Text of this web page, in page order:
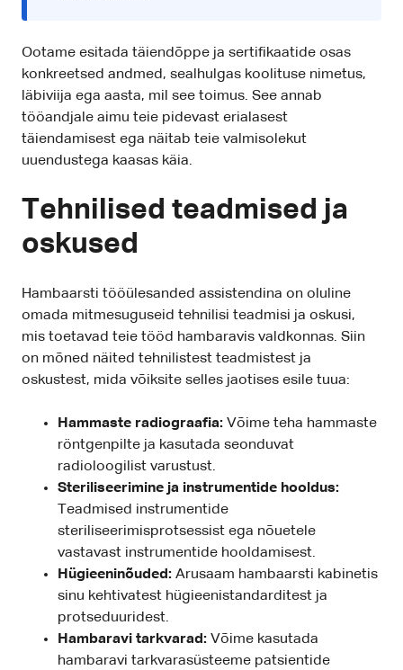
Ootame esitada täiendõppe ja sertifikaatide osas
konkreetsed andmed, sealhulgas koolituse nimetus,
läbiviija ega aasta, mil see toimus. See annab
tööandjale aimu teie pidevast erialasest
täiendamisest ega näitab teie valmisolekut
uuendustega kaasas käia.
Tehnilised teadmised ja
oskused
Hambaarsti tööülesanded assistendina on oluline
omada mitmesuguseid tehnilisi teadmisi ja oskusi,
mis toetavad teie tööd hambaravis valdkonnas. Siin
on mõned näited tehnilistest teadmistest ja
oskustest, mida võiksite selles jaotises esile tuua:
Hammaste radiograafia: Võime teha hammaste
röntgenpilte ja kasutada seonduvat
radioloogilist varustust.
Steriliseerimine ja instrumentide hooldus:
Teadmised instrumentide
steriliseerimisprotsessist ega nõuetele
vastavast instrumentide hooldamisest.
Hügieeninõuded: Arusaam hambaarsti kabinetis
sinu kehtivatest hügieenistandarditest ja
protseduuridest.
Hambaravi tarkvarad: Võime kasutada
hambaravi tarkvarasüsteeme patsientide